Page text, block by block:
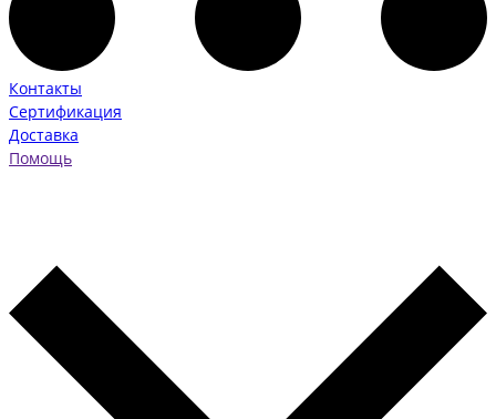
Контакты
Сертификация
Доставка
Помощь